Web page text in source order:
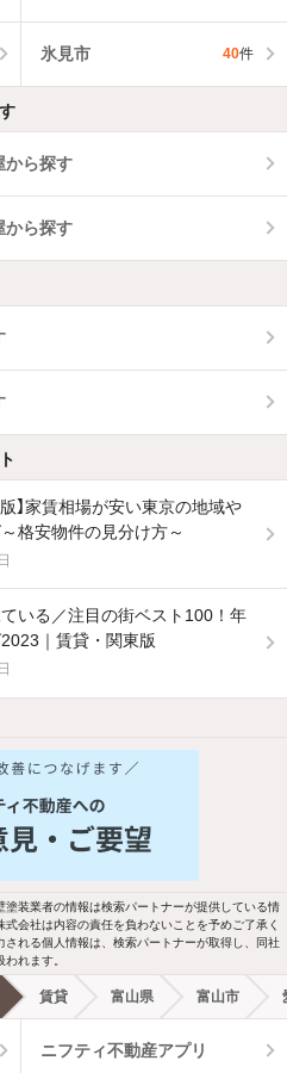
氷見市 40件
から探す
から探す
版】家賃相場が安い東京の地域や
格安物件の見分け方～
いる／注目の街ベスト100！年
｜賃貸・関東版
でいます！
2階以上
ペット相談
独立洗面台
都市ガス
オートロック
装業者の情報は検索パートナーが提供している情
会社は内容の責任を負わないことを予めご了承く
れる個人情報は、検索パートナーが取得し、同社
れます。
賃貸 富山県 富山市
ニフティ不動産アプリ